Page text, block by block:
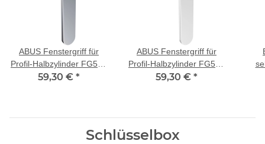
ABUS Fenstergriff für
Profil-Halbzylinder FG500
HZ silber
59,30 € *
ABUS Fenstergriff für
Profil-Halbzylinder FG500
HZ weiss
59,30 € *
Schlüsselbox